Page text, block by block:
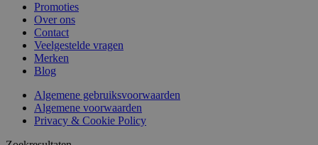
Promoties
Over ons
Contact
Veelgestelde vragen
Merken
Blog
Algemene gebruiksvoorwaarden
Algemene voorwaarden
Privacy & Cookie Policy